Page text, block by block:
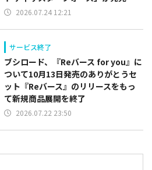
2026.07.24 12:21
サービス終了
ブシロード、『Reバース for you』に
ついて10月13日発売のありがとうセ
ット『Reバース』のリリースをもっ
て新規商品展開を終了
2026.07.22 23:50